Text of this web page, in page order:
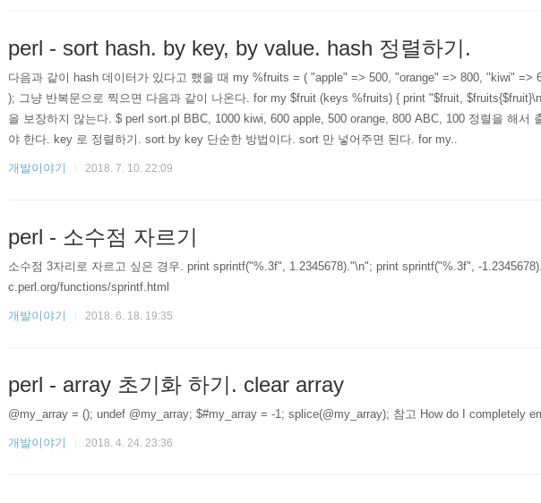
perl - sort hash. by key, by value. hash 정렬하기.
다음과 같이 hash 데이터가 있다고 했을 때 my %fruits = ( "apple" => 500, "orange" => 800, "kiwi" =>
); 그냥 반복문으로 찍으면 다음과 같이 나온다. for my $fruit (keys %fruits) { print "$fruit,
을 보장하지 않는다. $ perl sort.pl BBC, 1000 kiwi, 600 apple, 500 orange, 800 ABC, 100 정렬을 해서
야 한다. key 로 정렬하기. sort by key 단순한 방법이다. sort 만 넣어주면 된다. for my..
개발이야기 2018. 7. 10. 22:09
perl - 소수점 자르기
소수점 3자리로 자르고 싶은 경우. print sprintf("%.3f", 1.2345678)."\n"; print sprintf("%.3f", -
c.perl.org/functions/sprintf.html
개발이야기 2018. 6. 18. 19:35
perl - array 초기화 하기. clear array
@my_array = (); undef @my_array; $#my_array = -1; splice(@my_array); 참고 How do I completely
개발이야기 2018. 4. 24. 23:36